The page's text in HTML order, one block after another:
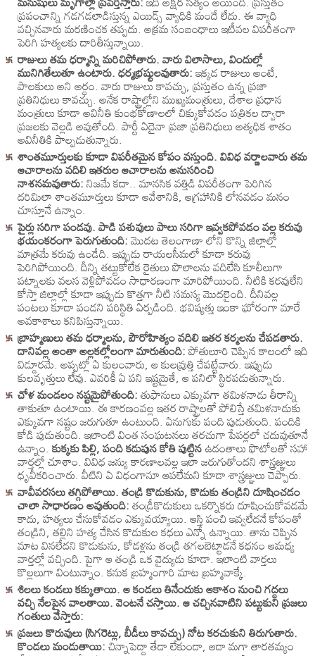
ప్రపంచాన్ని గడగడలాడిస్తున్న ఎయిడ్స్ వ్యాధికి మందే లేదు. ఈ వ్యాధి
వచ్చినవారు మరణించక తప్పదు. అక్రమ సంబంధాలు ఇటీవల విపరీతంగా
పెరిగి హత్యలకు దారితీస్తున్నాయి.
రాజులు తమ ధర్మాన్ని మరిచిపోతారు. వారు విలాసాలు, విందుల్లో
మునిగితేలుతూ ఉంటారు. ధర్మభ్రష్టులవుతారు:ఇక్కడ రాజులు అంటే,
పాలకులు అని అర్ధం. వారు రాజులు కావచ్చు, ప్రస్తుతం ఉన్న ప్రజా
ప్రతినిధులు కావచ్చు. అనేక రాష్ట్రాల్లోని ముఖ్యమంత్రులు, దేశాల ప్రధాన
మంత్రులు కూడా అవినీతి కుంభకోణాలలో చిక్కుకోవడం పత్రికల ద్వారా
ప్రజలకు వెల్లడి అవుతోంది. పార్టీ ఏదైనా ప్రజా ప్రతినిధులు అత్యధిక శాతం
అవినీతికి పాల్పడుతున్నారు.
శాంతమూర్తులకు కూడా విపరీతమైన కోపం వస్తుంది. వివిధ వర్ణాలవారు తమ
ఆచారాలను వదిలి ఇతరుల ఆచారాలను అనుసరించి
నాశనమవుతారు:నిజమే కదా.. మానసిక వత్తిడి విపరీతంగా పెరిగిన
దరిమిలా శాంతమూర్తులు కూడా ఆవేశానికి, ఆగ్రహానికి లోనవడం మనం
చూస్తూనే ఉన్నాం.
పైర్లు సరిగా పండవు. పాడి పశువులు పాలు సరిగా ఇవ్వకపోవడం వల్ల కరువు
భయంకరంగా పెరుగుతుంది:మొదట తెలంగాణా లోని కొన్ని జిల్లాల్లో
మాత్రమే కరువు ఉండేది. ఇప్పుడు రాయలసీమలో కూడా కరువు
పెరిగిపోయింది. దీన్ని తట్టుకోలేక రైతులు పొలాలను వదిలేసి కూలీలుగా
పట్నాలకు వలస వెళ్లిపోవడం సాధారణంగా మారిపోయింది. నీటికి కరవులేని
కోస్తా జిల్లాల్లో కూడా ఇప్పుడు కొత్తగా నీటి సమస్య మొదలైంది. దీనివల్ల
పంటలు కూడా పండని పరిస్థితి ఏర్పడింది. భవిష్యత్తు ఇంకా ఘోరంగా మారే
అవకాశాలు కనిపిస్తున్నాయి.
బ్రాహ్మణులు తమ ధర్మాలను, పౌరోహిత్యం వదిలి ఇతర కర్మలను చేపడతారు.
దానివల్ల అంతా అల్లకల్లోలంగా మారుతుంది:పోతులూరి చెప్పిన కాలంలో ఇది
విడ్డూరమే. అప్పట్లో ఏ కులంవారు, ఆ కులవ్రుత్తి చేపట్టేవారు. ఇప్పుడు
కులవృత్తులు లేవు. ఎవరికీ ఏ పని ఇష్టమైతే, ఆ పనిలో స్థిరపడుతున్నారు.
చోళ మండలం నష్టమైపోతుంది:తుఫానులు ఎక్కువగా తమిళనాడు తీరాన్ని
తాకుతూ ఉంటాయి. ఈ కారణంవల్ల ఇతర రాష్ట్రాలతో పోలిస్తే తమిళనాడుకు
ఎక్కువగా నష్టం జరుగుతూ ఉంటుంది. ఏనుగుకు పంది పుడుతుంది. పందికి
కోడి పుడుతుంది. ఇలాంటి వింత సంఘటనలు తరచుగా పేపర్లలో చదువుతూనే
ఉన్నాం.కుక్కకు పిల్లి, పంది కడుపున కోతి పుట్టినఉదంతాలు ఫొటోలతో సహా
వార్తల్లో చూశాం. వివిధ జన్యు కారణాలవల్ల ఇలా జరుగుతోందని శాస్త్రజ్ఞులు
ధృవీకరించారు. వీటిని ఏ విధంగానూ ఆపలేమని కూడా శాస్త్రజ్ఞులు చెప్పారు.
వావీవరసలు తగ్గిపోతాయి. తండ్రి కొడుకును, కొడుకు తండ్రిని దూషించడం
చాలా సాధారణం అవుతుంది:తండ్రీకొడుకులు ఒకర్నొకరు దూషించుకోవడమే
కాదు, హత్యలు చేసుకోవడం ఎక్కువయ్యాయి. ఆస్తి పంచి ఇవ్వలేదనే కోపంతో
తండ్రిని, తల్లిని హత్య చేసిన కొడుకుల కధలు ఎన్నో ఉన్నాయి. తాను చెప్పిన
మాట వినలేదని కొడుకును, కోడళ్లను తండ్రి తగలబెట్టాడనే కధనం ఆమధ్య
వార్తల్లో వచ్చింది. పైగా ఆ తండ్రి ఒక వైద్యుడు కూడా. ఇలాంటి వార్తలు
కొల్లలుగా వింటున్నాం. కనుక బ్రహ్మంగారి మాట బ్రహ్మవాక్కే.
శిలలు కండలు కక్కుతాయి. ఆ కండలు తినేందుకు ఆకాశం నుంచి గద్దలు
వచ్చి నేలపైన వాలతాయి. వెంటనే చస్తాయి. ఆ చచ్చినవాటిని పట్టుకుని ప్రజలు
గంతులు వేస్తారు:
ప్రజలు కొరువులు (సిగరెట్లు, బీడీలు కావచ్చు) నోట కరచుకుని తిరుగుతారు.
కొండలు మండుతాయి:చిన్నాపెద్దా తేడా లేకుండా, ఆడా మగా తారతమ్యం